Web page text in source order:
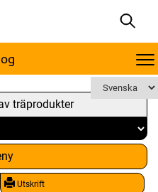
träprodukter
Utskrift